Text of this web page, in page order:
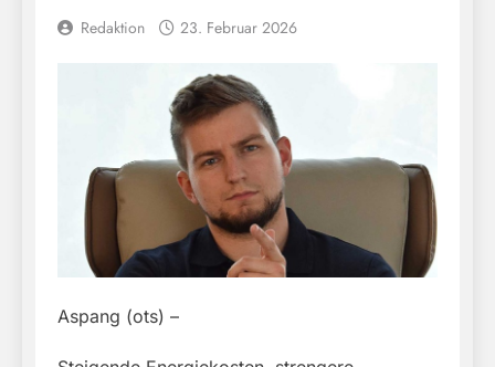
Redaktion 23. Februar 2026
Aspang (ots) –